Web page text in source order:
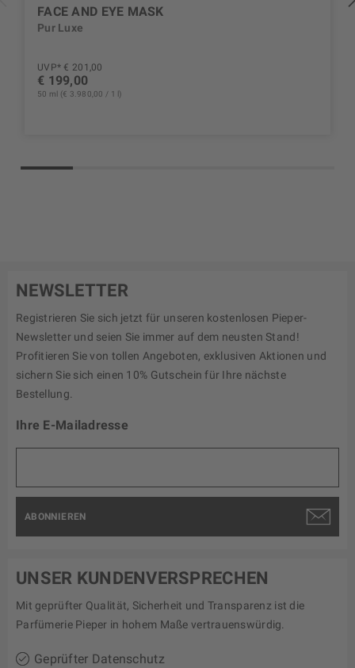
FACE AND EYE MASK
Pur Luxe
UVP* € 201,00
€ 199,00
50 ml (€ 3.980,00 / 1 l)
NEWSLETTER
Registrieren Sie sich jetzt für unseren kostenlosen Pieper-
Newsletter und seien Sie immer auf dem neusten Stand!
Profitieren Sie von tollen Angeboten, exklusiven Aktionen und
sichern Sie sich einen 10% Gutschein für Ihre nächste
Bestellung.
Ihre E-Mailadresse
ABONNIEREN
UNSER KUNDENVERSPRECHEN
Mit geprüfter Qualität, Sicherheit und Transparenz ist die
Parfümerie Pieper in hohem Maße vertrauenswürdig.
Geprüfter Datenschutz